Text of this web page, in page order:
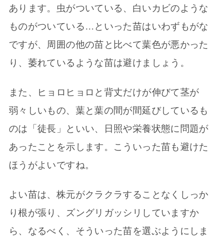
あります。虫がついている、白いカビのような
ものがついている…といった苗はいわずもがな
ですが、周囲の他の苗と比べて葉色が悪かった
り、萎れているような苗は避けましょう。
また、ヒョロヒョロと背丈だけが伸びて茎が
弱々しいもの、葉と葉の間が間延びしているも
のは「徒長」といい、日照や栄養状態に問題が
あったことを示します。こういった苗も避けた
ほうがよいですね。
よい苗は、株元がクラクラすることなくしっか
り根が張り、ズングリガッシリしていますか
ら、なるべく、そういった苗を選ぶようにしま